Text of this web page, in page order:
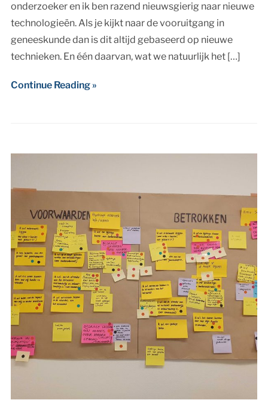
onderzoeker en ik ben razend nieuwsgierig naar nieuwe
technologieën. Als je kijkt naar de vooruitgang in
geneeskunde dan is dit altijd gebaseerd op nieuwe
technieken. En één daarvan, wat we natuurlijk het […]
Continue Reading »